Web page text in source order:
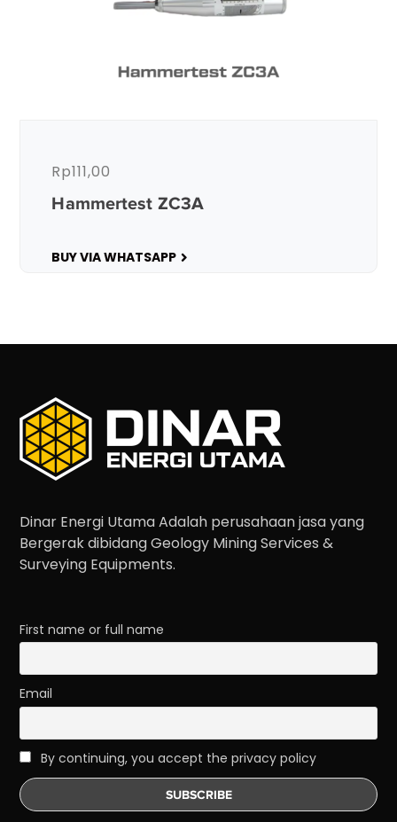
Hammertest ZC3A
Rp111,00
BUY VIA WHATSAPP
Dinar Energi Utama Adalah perusahaan jasa yang
Bergerak dibidang Geology Mining Services &
Surveying Equipments.
First name or full name
Email
By continuing, you accept the privacy policy